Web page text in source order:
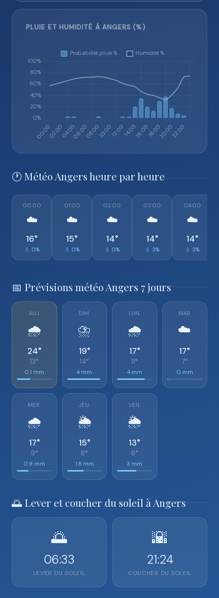
PLUIE ET HUMIDITÉ À ANGERS (%)
🕐 Météo Angers heure par heure
00:00
☁️
16°
💧 0%
01:00
☁️
15°
💧 0%
02:00
☁️
14°
💧 0%
03:00
☁️
14°
💧 3%
04:00
☁️
14°
💧 3%
📅 Prévisions météo Angers 7 jours
AUJ.
🌧️
24°
13°
0.1 mm
DIM.
⛈️
19°
14°
4 mm
LUN.
🌧️
17°
11°
4 mm
MAR.
☁️
17°
7°
0 mm
MER.
🌧️
17°
9°
0.9 mm
JEU.
🌦️
15°
6°
1.8 mm
VEN.
🌦️
13°
6°
3 mm
🌅 Lever et coucher du soleil à Angers
🌅
06:33
LEVER DU SOLEIL
🌇
21:24
COUCHER DU SOLEIL